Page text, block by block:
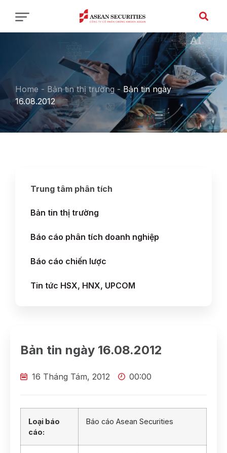
Home - Bản tin thị trường -Bản tin ngày
16.08.2012
Trung tâm phân tích
Bản tin thị trường
Báo cáo phân tích doanh nghiệp
Báo cáo chiến lược
Tin tức HSX, HNX, UPCOM
Bản tin ngày 16.08.2012
16 Tháng Tám, 2012 00:00
Loại báo
cáo:
Báo cáo Asean Securities